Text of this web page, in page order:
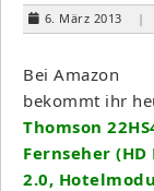
6. März 2013 |
Bei Amazon
bekommt ihr
Thomson
Fernseher (HD
2.0,